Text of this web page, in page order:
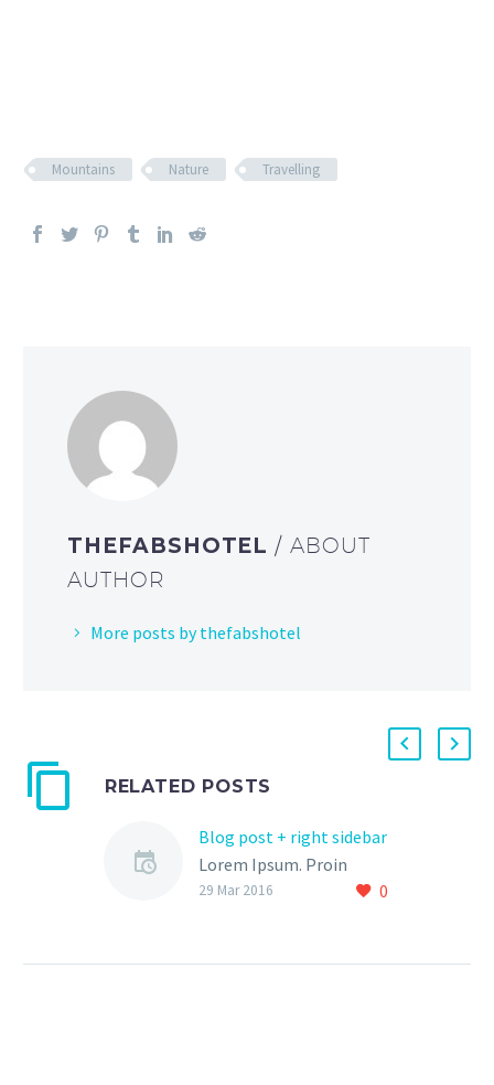
Mountains Nature Travelling
THEFABSHOTEL/ ABOUT
AUTHOR
More posts by thefabshotel
RELATED POSTS
Blog post + right sidebar
Lorem Ipsum. Proin
gravida nibh vel velit
0
29 Mar 2016